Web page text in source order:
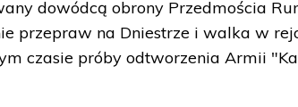
dowódcą obrony Przedmościa
przepraw na Dniestrze i walka w
czasie próby odtworzenia Armii